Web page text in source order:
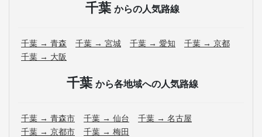
千葉 からの人気路線
千葉 → 青森 千葉 → 宮城 千葉 → 愛知
千葉 → 京都
千葉 → 大阪
千葉 から各地域への人気路線
千葉 → 青森市 千葉 → 仙台
千葉 → 名古屋
千葉 → 京都市
千葉 → 梅田